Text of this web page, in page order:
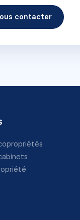
contacter